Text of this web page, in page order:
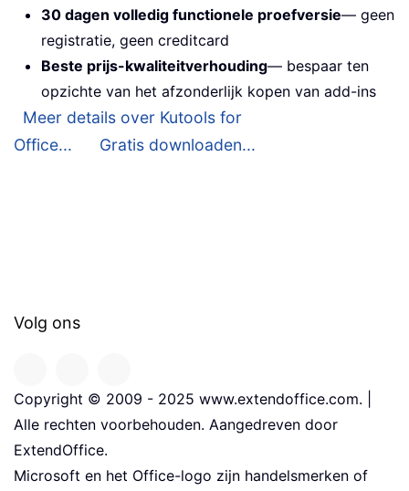
30 dagen volledig functionele proefversie— geen
registratie, geen creditcard
Beste prijs-kwaliteitverhouding— bespaar ten
opzichte van het afzonderlijk kopen van add-ins
Meer details over Kutools for
Office...
Gratis downloaden...
Volg ons
Copyright © 2009 - 2025 www.extendoffice.com. |
Alle rechten voorbehouden. Aangedreven door
ExtendOffice.
Microsoft en het Office-logo zijn handelsmerken of